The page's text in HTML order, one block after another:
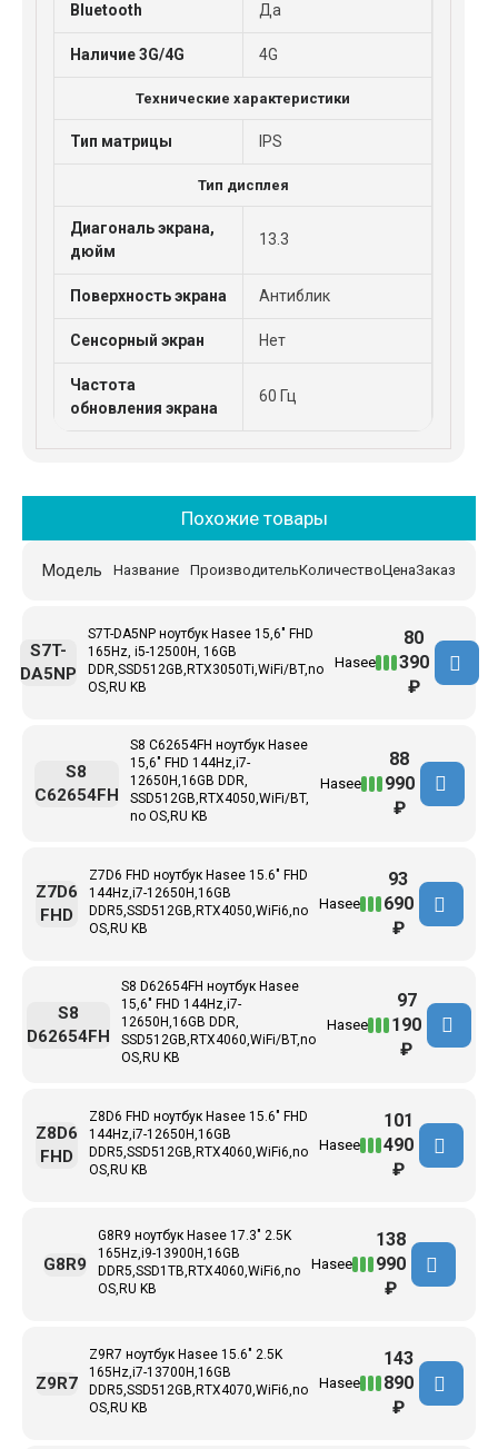
Bluetooth Да
Наличие 3G/4G 4G
Технические характеристики
Тип матрицы IPS
Тип дисплея
Диагональ экрана,
дюйм
13.3
Поверхность экрана Антиблик
Сенсорный экран Нет
Частота
обновления экрана
60 Гц
Похожие товары
Название Производитель
Модель КоличествоЦенаЗаказ
S7T-DA5NP ноутбук Hasee 15,6" FHD
165Hz, i5-12500H, 16GB
DDR,SSD512GB,RTX3050Ti,WiFi/BT,no
OS,RU KB
Hasee
S7T-
DA5NP
80
390
₽
S8 C62654FH ноутбук Hasee
15,6" FHD 144Hz,i7-
12650H,16GB DDR,
SSD512GB,RTX4050,WiFi/BT,
no OS,RU KB
Hasee
S8
C62654FH
88
990
₽
Z7D6 FHD ноутбук Hasee 15.6" FHD
144Hz,i7-12650H,16GB
DDR5,SSD512GB,RTX4050,WiFi6,no
OS,RU KB
Hasee
Z7D6
FHD
93
690
₽
S8 D62654FH ноутбук Hasee
15,6" FHD 144Hz,i7-
12650H,16GB DDR,
SSD512GB,RTX4060,WiFi/BT,no
OS,RU KB
Hasee
S8
D62654FH
97
190
₽
Z8D6 FHD ноутбук Hasee 15.6" FHD
144Hz,i7-12650H,16GB
DDR5,SSD512GB,RTX4060,WiFi6,no
OS,RU KB
Hasee
Z8D6
FHD
101
490
₽
G8R9 ноутбук Hasee 17.3" 2.5K
165Hz,i9-13900H,16GB
DDR5,SSD1TB,RTX4060,WiFi6,no
OS,RU KB
Hasee
G8R9
138
990
₽
Z9R7 ноутбук Hasee 15.6" 2.5K
165Hz,i7-13700H,16GB
DDR5,SSD512GB,RTX4070,WiFi6,no
OS,RU KB
Hasee
Z9R7
143
890
₽